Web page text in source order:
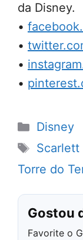
da Disney.
•
•
•
•
Disney
Tags
Scarlett
Torre do
Gostou
Favorite o